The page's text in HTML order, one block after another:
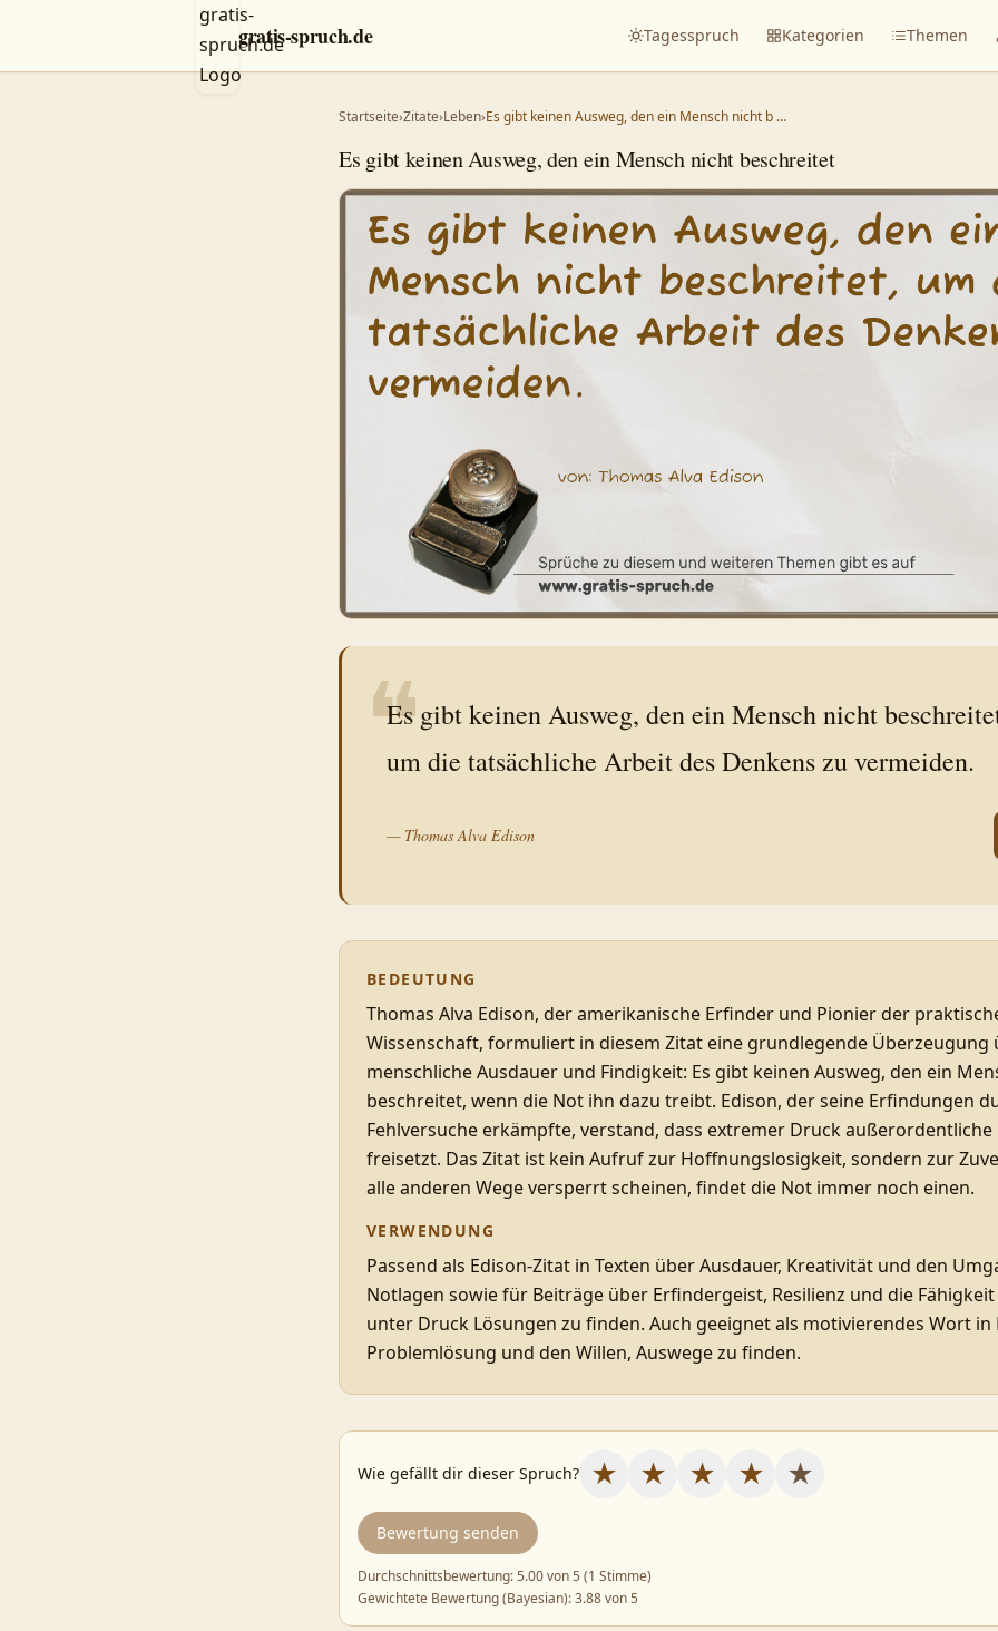
gratis-spruch.de Tagesspruch Kategorien Themen
Startseite›Zitate›Leben›Es gibt keinen Ausweg, den ein Mensch nicht b …
Es gibt keinen Ausweg, den ein Mensch nicht beschreitet
❝
Es gibt keinen Ausweg, den ein Mensch nicht
um die tatsächliche Arbeit des Denkens zu vermeiden.
— Thomas Alva Edison
BEDEUTUNG
Thomas Alva Edison, der amerikanische Erfinder und Pionier der
Wissenschaft, formuliert in diesem Zitat eine grundlegende Überzeugung
menschliche Ausdauer und Findigkeit: Es gibt keinen Ausweg, den ein
beschreitet, wenn die Not ihn dazu treibt. Edison, der seine Erfindungen
Fehlversuche erkämpfte, verstand, dass extremer Druck
freisetzt. Das Zitat ist kein Aufruf zur Hoffnungslosigkeit, sondern zur
alle anderen Wege versperrt scheinen, findet die Not immer noch einen.
VERWENDUNG
Passend als Edison-Zitat in Texten über Ausdauer, Kreativität und den
Notlagen sowie für Beiträge über Erfindergeist, Resilienz und die
unter Druck Lösungen zu finden. Auch geeignet als motivierendes Wort in
Problemlösung und den Willen, Auswege zu finden.
Wie gefällt dir dieser Spruch? ★ ★ ★ ★ ★
Bewertung senden
Durchschnittsbewertung:5.00von 5 (1 Stimme)
Gewichtete Bewertung (Bayesian):3.88von 5